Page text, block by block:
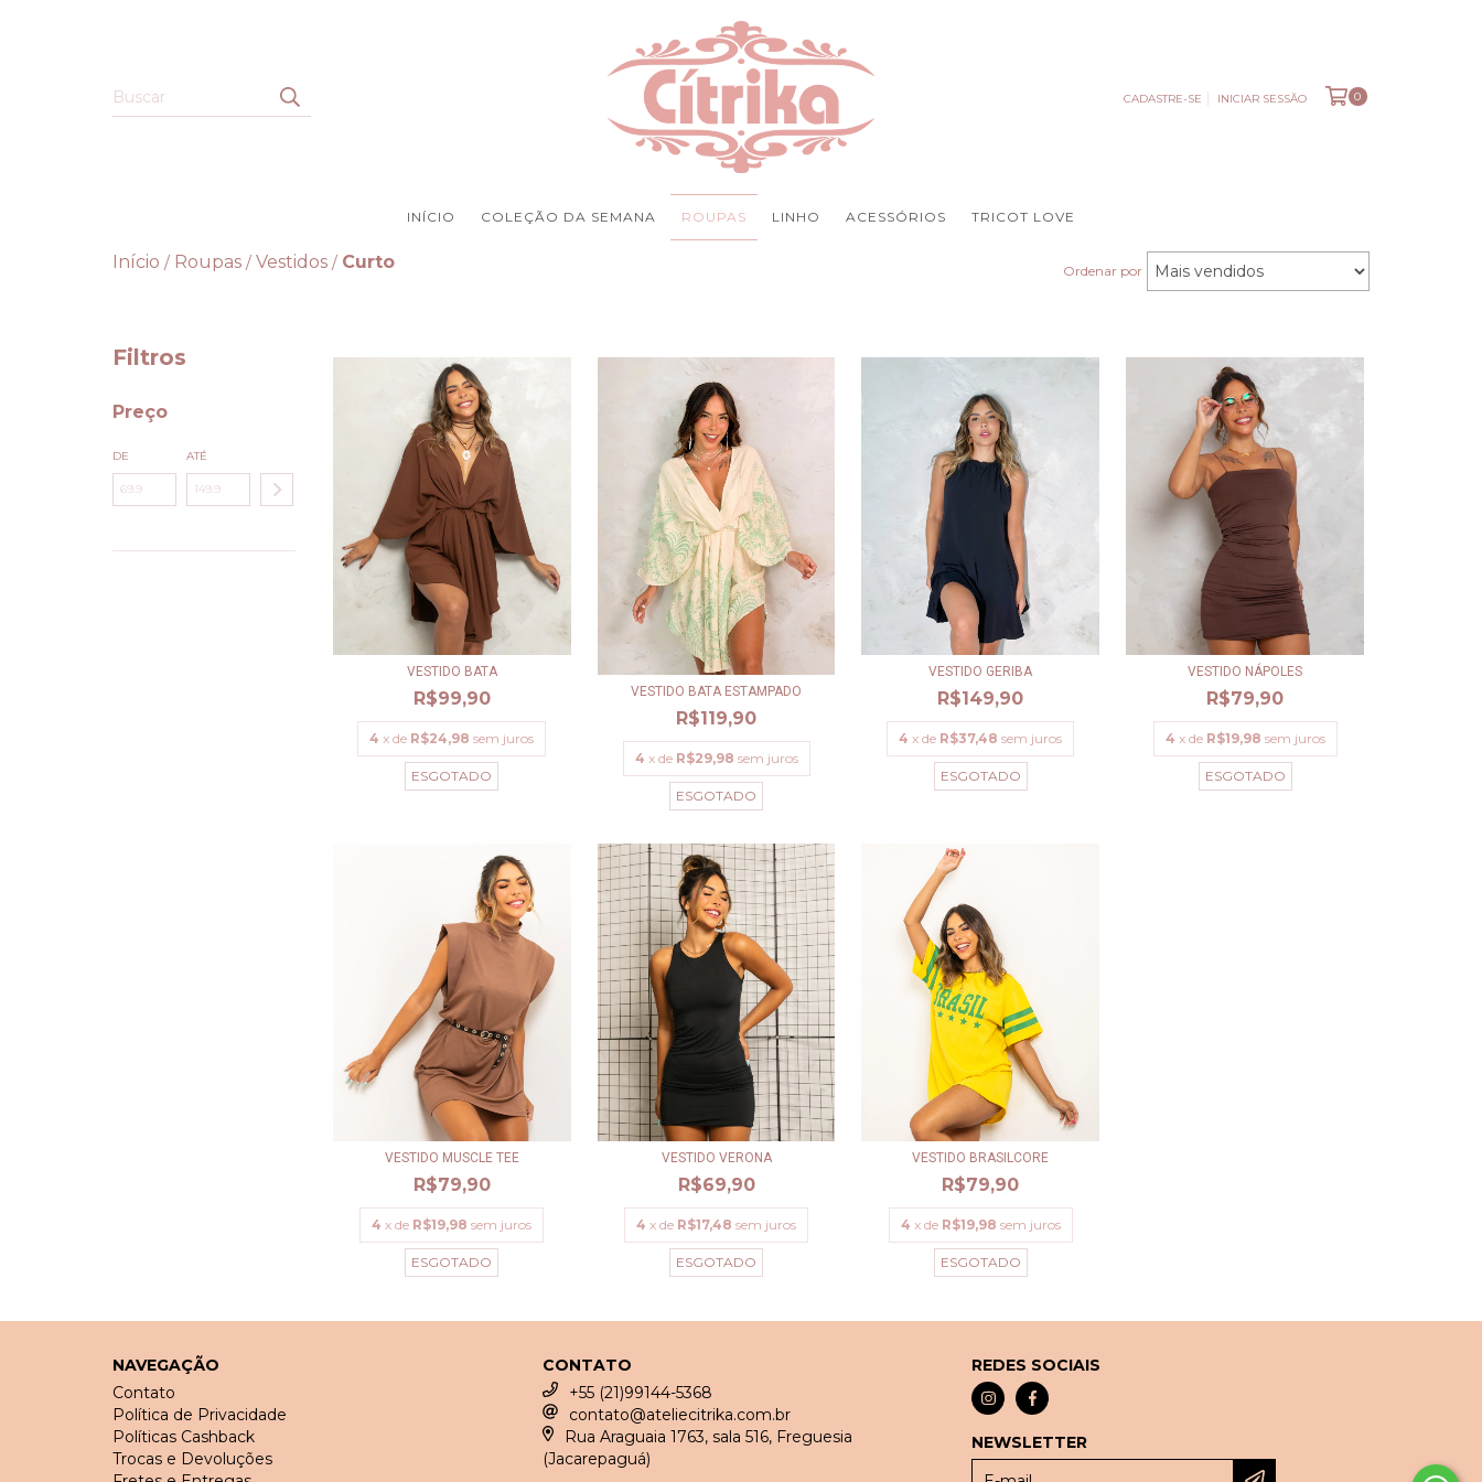
CADASTRE-SE INICIAR SESSÃO 0
INÍCIO COLEÇÃO DA SEMANA ROUPAS LINHO ACESSÓRIOS TRICOT LOVE
Início / Roupas / Vestidos / Curto Ordenar por
Filtros
Preço
DE ATÉ
VESTIDO BATA
R$99,90
4 x de R$24,98 sem juros
ESGOTADO
VESTIDO BATA ESTAMPADO
R$119,90
4 x de R$29,98 sem juros
ESGOTADO
VESTIDO GERIBA
R$149,90
4 x de R$37,48 sem juros
ESGOTADO
VESTIDO NÁPOLES
R$79,90
4 x de R$19,98 sem juros
ESGOTADO
VESTIDO MUSCLE TEE
R$79,90
4 x de R$19,98 sem juros
ESGOTADO
VESTIDO VERONA
R$69,90
4 x de R$17,48 sem juros
ESGOTADO
VESTIDO BRASILCORE
R$79,90
4 x de R$19,98 sem juros
ESGOTADO
NAVEGAÇÃO
Contato
Política de Privacidade
Políticas Cashback
Trocas e Devoluções
CONTATO
+55 (21)99144-5368
contato@ateliecitrika.com.br
Rua Araguaia 1763, sala 516, Freguesia
(Jacarepaguá)
REDES SOCIAIS
NEWSLETTER